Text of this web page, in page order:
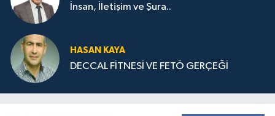
İnsan, İletişim ve Şura..
HASAN KAYA
DECCAL FİTNESİ VE FETÖ GERÇEĞİ